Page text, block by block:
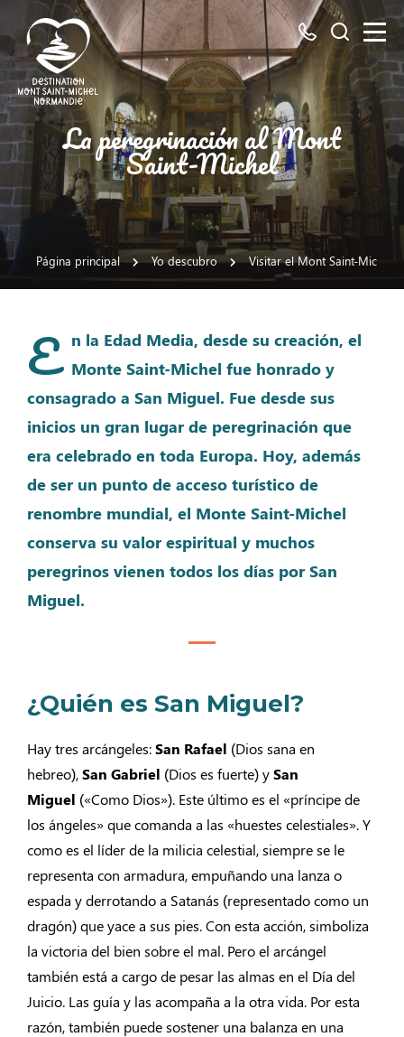
Destino
Mont
Saint
Michel
Todos
los
números
aquí
Busco
La peregrinación al Mont
Saint-Michel
Página principal Yo descubro Visitar el Mont Saint-Michel
E
n la Edad Media, desde su creación, el
Monte Saint-Michel fue honrado y
consagrado a San Miguel. Fue desde sus
inicios un gran lugar de peregrinación que
era celebrado en toda Europa. Hoy, además
de ser un punto de acceso turístico de
renombre mundial, el Monte Saint-Michel
conserva su valor espiritual y muchos
peregrinos vienen todos los días por San
Miguel.
¿Quién es San Miguel?
Hay tres arcángeles:San Rafael (Dios sana en
hebreo),San Gabriel (Dios es fuerte) ySan
Miguel («Como Dios»). Este último es el «príncipe de
los ángeles» que comanda a las «huestes celestiales». Y
como es el líder de la milicia celestial, siempre se le
representa con armadura, empuñando una lanza o
espada y derrotando a Satanás (representado como un
dragón) que yace a sus pies. Con esta acción, simboliza
la victoria del bien sobre el mal. Pero el arcángel
también está a cargo de pesar las almas en el Día del
Juicio. Las guía y las acompaña a la otra vida. Por esta
razón, también puede sostener una balanza en una